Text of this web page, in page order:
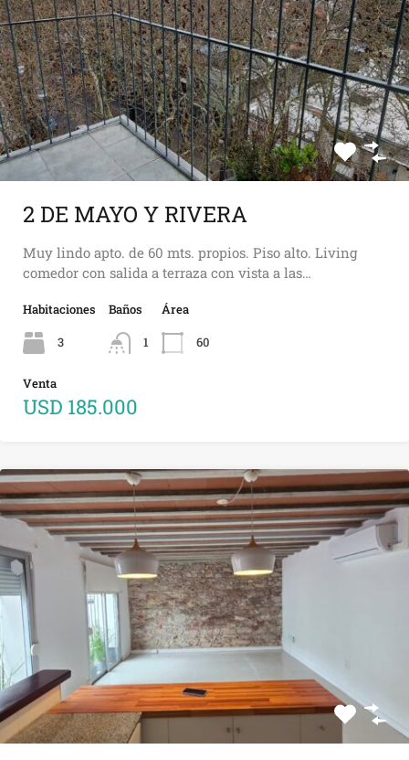
2 DE MAYO Y RIVERA
Muy lindo apto. de 60 mts. propios. Piso alto. Living
comedor con salida a terraza con vista a las…
Habitaciones
3
Baños
1
Área
60
Venta
USD 185.000